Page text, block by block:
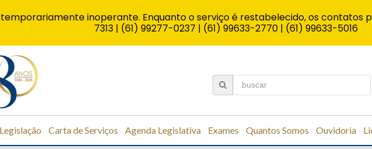
Legislação Carta de Serviços Agenda Legislativa Exames Quantos Somos Ouvidoria
inoperante. Enquanto o serviço é restabelecido, os contatos
7313 | (61) 99277-0237 | (61) 99633-2770 | (61) 99633-5016